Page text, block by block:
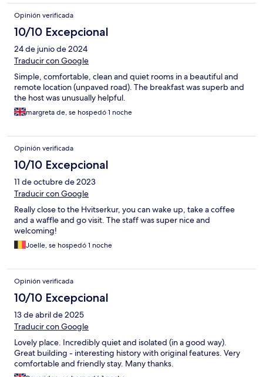
Opinión verificada
10/10 Excepcional
24 de junio de 2024
Traducir con Google
Simple, comfortable, clean and quiet rooms in a beautiful and
remote location (unpaved road). The breakfast was superb and
the host was unusually helpful.
margreta de, se hospedó 1 noche
Opinión verificada
10/10 Excepcional
11 de octubre de 2023
Traducir con Google
Really close to the Hvitserkur, you can wake up, take a coffee
and a waffle and go visit. The staff was super nice and
welcoming!
Joelle, se hospedó 1 noche
Opinión verificada
10/10 Excepcional
13 de abril de 2025
Traducir con Google
Lovely place. Incredibly quiet and isolated (in a good way).
Great building - interesting history with original features. Very
comfortable and friendly stay. Many thanks.